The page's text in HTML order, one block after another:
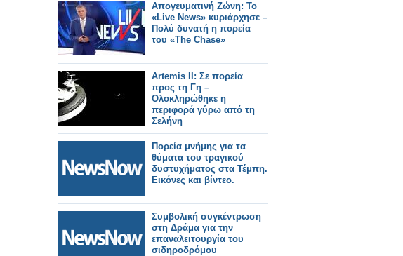
Απογευματινή Ζώνη: Το
«Live News» κυριάρχησε –
Πολύ δυνατή η πορεία
του «The Chase»
Artemis ΙΙ: Σε πορεία
προς τη Γη –
Ολοκληρώθηκε η
περιφορά γύρω από τη
Σελήνη
Πορεία μνήμης για τα
θύματα του τραγικού
δυστυχήματος στα Τέμπη.
Εικόνες και βίντεο.
Συμβολική συγκέντρωση
στη Δράμα για την
επαναλειτουργία του
σιδηροδρόμου